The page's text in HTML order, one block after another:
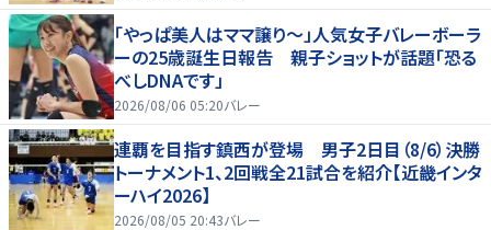
「やっぱ美人はママ譲り～」人気女子バレーボーラ
ーの25歳誕生日報告 親子ショットが話題「恐る
べしDNAです」
2026/08/06 05:20バレー
連覇を目指す鎮西が登場 男子2日目（8/6）決勝
トーナメント1、2回戦全21試合を紹介【近畿インタ
ーハイ2026】
2026/08/05 20:43バレー